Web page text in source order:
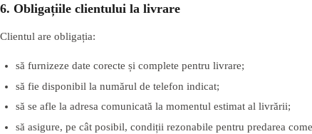
6. Obligațiile clientului la livrare
Clientul are obligația:
să furnizeze date corecte și complete pentru livrare;
să fie disponibil la numărul de telefon indicat;
să se afle la adresa comunicată la momentul estimat al livrării;
să asigure, pe cât posibil, condiții rezonabile pentru predarea